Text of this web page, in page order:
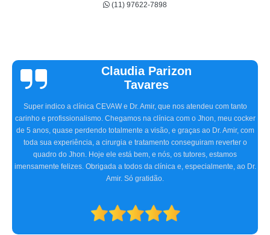
(11) 97622-7898
Vinicius
Sallinas
preocupados porque frequentemente nosso pet, o Ozzy, ficava com o olho
irritado, às vezes quase fechado. O Doutor Amir, na primeira consulta,
detectou o problema, receitou os remédios necessários, e realizamos dois
procedimentos cirúrgicos com excelência. O atendimento e
acompanhamento foram ótimos desde a primeira consulta até o pós-
operatório. Indicamos a clínica para consultas oftalmológicas e qualquer
especialidade que atendam.